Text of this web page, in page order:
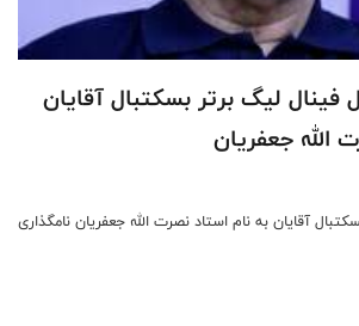
فینال لیگ برتر بسکتبال آقایان
الله جعفریان
آقایان به نام استاد نصرت الله جعفریان نامگذاری